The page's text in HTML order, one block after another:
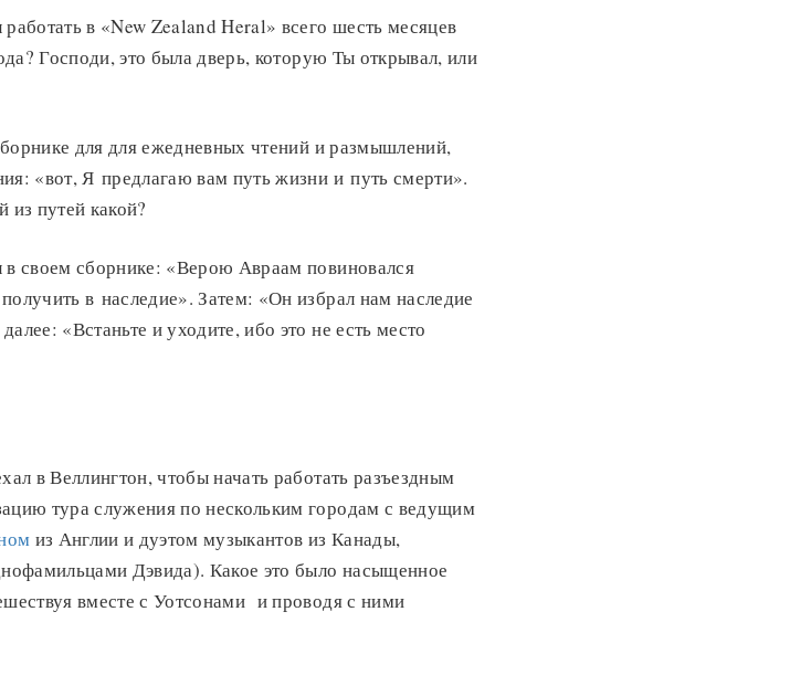
в «New Zealand Heral» всего шесть месяцев
Господи, это была дверь, которую Ты открывал, или
для для ежедневных чтений и размышлений,
«вот, Я предлагаю вам путь жизни и путь смерти».
из путей какой?
своем сборнике: «Верою Авраам повиновался
в наследие». Затем: «Он избрал нам наследие
«Встаньте и уходите, ибо это не есть место
в Веллингтон, чтобы начать работать разъездным
тура служения по нескольким городам с ведущим
из Англии и дуэтом музыкантов из Канады,
Дэвида). Какое это было насыщенное
вместе с Уотсонами и проводя с ними